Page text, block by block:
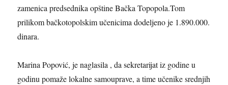
zamenica predsednika opštine Bačka Topopola.Tom
prilikom bačkotopolskim učenicima dodeljeno je 1.890.000.
dinara.
Marina Popović, je naglasila ,da sekretarijat iz godine u
godinu pomaže lokalne samouprave, a time učenike srednjih